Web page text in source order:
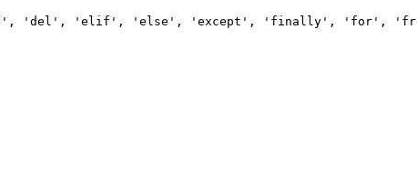
'del', 'elif', 'else', 'except', 'finally',